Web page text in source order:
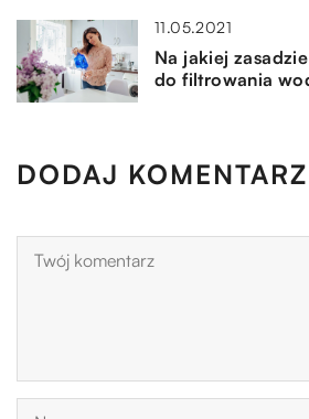
11.05.2021
Na jakiej
do filtrowania
DODAJ KOMENTARZ